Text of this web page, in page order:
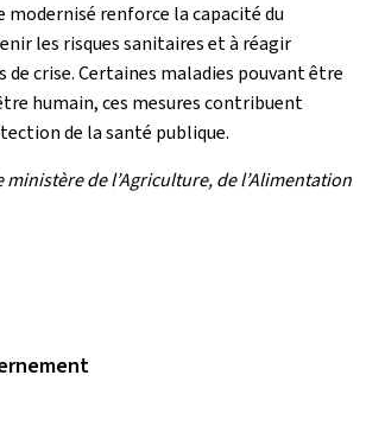
modernisé renforce la capacité du
les risques sanitaires et à réagir
de crise. Certaines maladies pouvant être
humain, ces mesures contribuent
de la santé publique.
de l’Agriculture, de l’Alimentation